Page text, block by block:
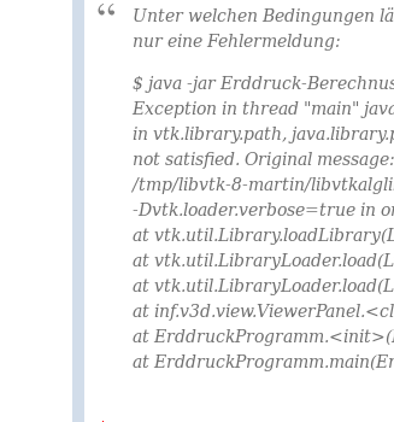
Unter welchen Bedingungen
nur eine Fehlermeldung:
$ java -jar Erddruck-
Exception in thread "main"
in vtk.library.path,
not satisfied. Original
/tmp/libvtk-8-martin/
-Dvtk.loader.verbose=true in
at
at
at
at
at
at